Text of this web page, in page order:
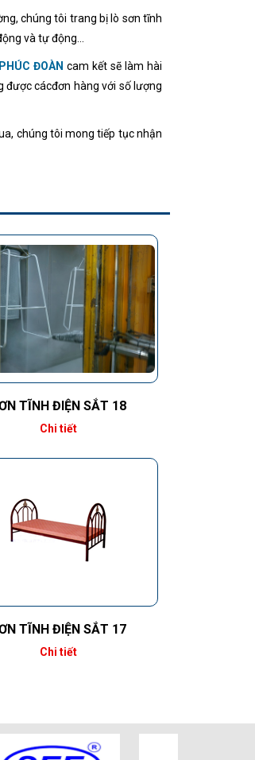
chúng tôi trang bị lò sơn tĩnh
và tự động...
ĐOÀN cam kết sẽ làm hài
được cácđơn hàng với số lượng
chúng tôi mong tiếp tục nhận
TĨNH ĐIỆN SẮT 18
Chi tiết
TĨNH ĐIỆN SẮT 17
Chi tiết